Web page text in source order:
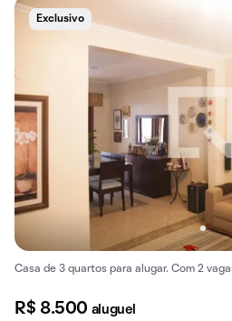
Exclusivo
Casa de 3 quartos para alugar. Com 2
R$ 8.500 aluguel